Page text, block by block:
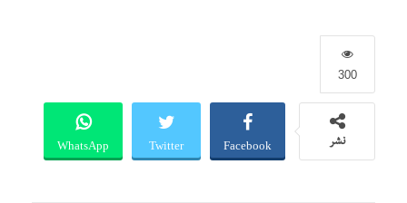
300
نشر Facebook
Twitter
WhatsApp